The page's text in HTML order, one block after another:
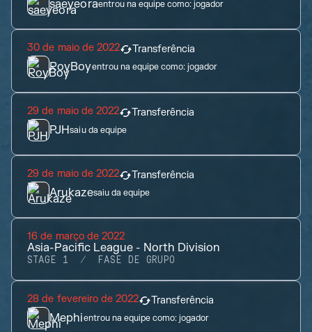
saeyeoraentrou na equipe como:jogador
30 de maio de 2022 Transferência
RoyBoyentrou na equipe como:jogador
29 de maio de 2022 Transferência
PJHsaiu da equipe
29 de maio de 2022 Transferência
Arukazesaiu da equipe
16 de março de 2022
Asia-Pacific League - North Division
STAGE 1 FASE DE GRUPO
28 de fevereiro de 2022 Transferência
Mephientrou na equipe como:jogador